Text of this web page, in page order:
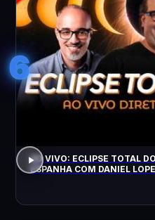
6
AO VIVO: ECLIPSE TOTAL
ESPANHA COM DANIEL